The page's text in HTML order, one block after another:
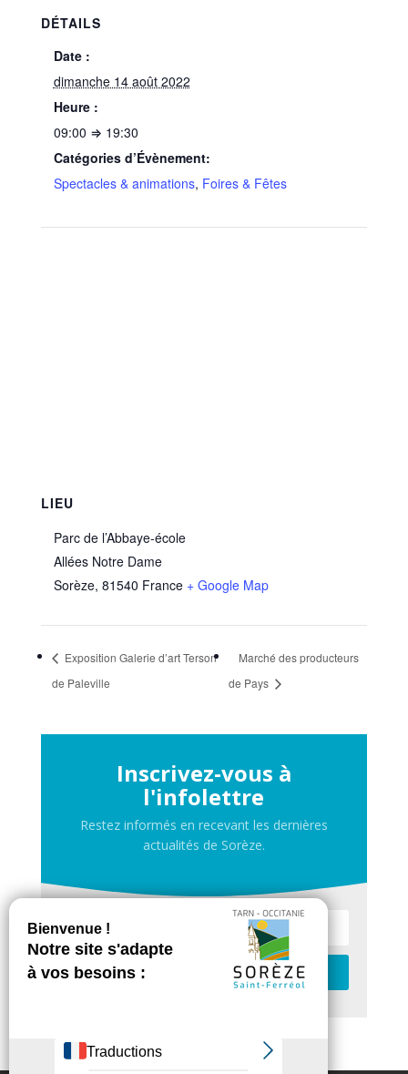
DÉTAILS
Date :
dimanche 14 août 2022
Heure :
09:00 ⇒ 19:30
Catégories d’Évènement:
Spectacles & animations, Foires & Fêtes
LIEU
Parc de l’Abbaye-école
Allées Notre Dame
Sorèze, 81540 France + Google Map
Exposition Galerie d’art Terson
de Paleville
Marché des producteurs
de Pays
Inscrivez-vous à
l'infolettre
Restez informés en recevant les dernières
actualités de Sorèze.
Je m'inscris